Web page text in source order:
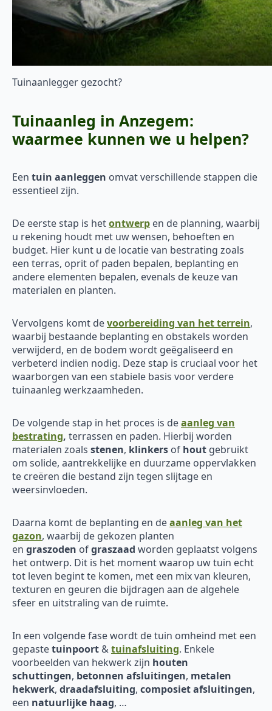
Tuinaanlegger gezocht?
Tuinaanleg in Anzegem:
waarmee kunnen we u helpen?
Een tuin aanleggen omvat verschillende stappen die
essentieel zijn.
De eerste stap is hetontwerp en de planning, waarbij
u rekening houdt met uw wensen, behoeften en
budget. Hier kunt u de locatie van bestrating zoals
een terras, oprit of paden bepalen, beplanting en
andere elementen bepalen, evenals de keuze van
materialen en planten.
Vervolgens komt devoorbereiding van het terrein,
waarbij bestaande beplanting en obstakels worden
verwijderd, en de bodem wordt geëgaliseerd en
verbeterd indien nodig. Deze stap is cruciaal voor het
waarborgen van een stabiele basis voor verdere
tuinaanleg werkzaamheden.
De volgende stap in het proces is deaanleg van
bestrating, terrassen en paden. Hierbij worden
materialen zoals stenen, klinkers of hout gebruikt
om solide, aantrekkelijke en duurzame oppervlakken
te creëren die bestand zijn tegen slijtage en
weersinvloeden.
Daarna komt de beplanting en deaanleg van het
gazon, waarbij de gekozen planten
en graszoden ofgraszaad worden geplaatst volgens
het ontwerp. Dit is het moment waarop uw tuin echt
tot leven begint te komen, met een mix van kleuren,
texturen en geuren die bijdragen aan de algehele
sfeer en uitstraling van de ruimte.
In een volgende fase wordt de tuin omheind met een
gepastetuinpoort &tuinafsluiting. Enkele
voorbeelden van hekwerk zijn houten
schuttingen, betonnen afsluitingen, metalen
hekwerk, draadafsluiting, composiet afsluitingen,
een natuurlijke haag, …